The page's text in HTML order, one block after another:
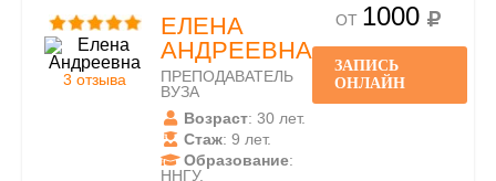
3 отзыва
ЕЛЕНА
АНДРЕЕВНА
ПРЕПОДАВАТЕЛЬ
ВУЗА
Возраст: 30 лет.
Стаж: 9 лет.
Образование:
ННГУ.
ОТ 1000
ЗАПИСЬ
ОНЛАЙН